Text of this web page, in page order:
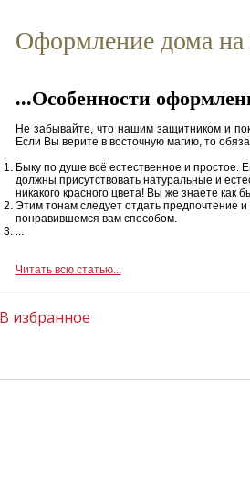
Оформление дома
...Особенности
Не забывайте, что нашим защитником и
Если Вы верите в восточную магию, то
Быку по душе всё естественное и
должны присутствовать натуральные и
никакого красного цвета! Вы же знаете как
Этим тонам следует отдать предпочтение
понравившемся вам способом.
...
Читать всю статью...
В избранное